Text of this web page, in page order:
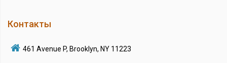
Контакты
461 Avenue P, Brooklyn, NY 11223